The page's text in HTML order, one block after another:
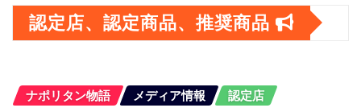
イ
ブ
認定店、認定商品、推奨商品
ナポリタン物語 メディア情報 認定店